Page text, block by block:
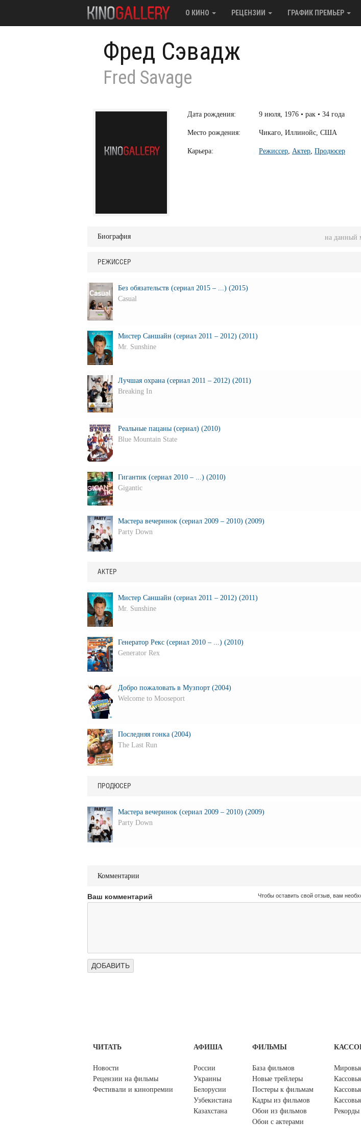
О КИНО РЕЦЕНЗИИ ГРАФИК ПРЕМЬЕР
Фред Сэвадж
Fred Savage
Дата рождения: 9 июля, 1976 • рак • 34 года
Место рождения: Чикаго, Иллинойс, США
Карьера: Режиссер, Актер, Продюсер
Биография на данный
РЕЖИССЕР
Без обязательств (сериал 2015 – ...) (2015)
Casual
Мистер Саншайн (сериал 2011 – 2012) (2011)
Mr. Sunshine
Лучшая охрана (сериал 2011 – 2012) (2011)
Breaking In
Реальные пацаны (сериал) (2010)
Blue Mountain State
Гигантик (сериал 2010 – ...) (2010)
Gigantic
Мастера вечеринок (сериал 2009 – 2010) (2009)
Party Down
АКТЕР
Мистер Саншайн (сериал 2011 – 2012) (2011)
Mr. Sunshine
Генератор Рекс (сериал 2010 – ...) (2010)
Generator Rex
Добро пожаловать в Музпорт (2004)
Welcome to Mooseport
Последняя гонка (2004)
The Last Run
ПРОДЮСЕР
Мастера вечеринок (сериал 2009 – 2010) (2009)
Party Down
Комментарии
Ваш комментарий Чтобы оставить свой отзыв, вам
ЧИТАТЬ
Новости
Рецензии на фильмы
Фестивали и кинопремии
АФИША
России
Украины
Белорусии
Узбекистана
Казахстана
ФИЛЬМЫ
База фильмов
Новые трейлеры
Постеры к фильмам
Кадры из фильмов
Обои из фильмов
Обои с актерами